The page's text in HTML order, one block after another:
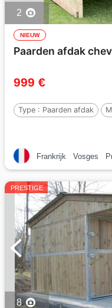
2
NIEUW
Paarden afdak
999 €
Type : Paarden afdak
Frankrijk Vosges
PRESTIGE
8